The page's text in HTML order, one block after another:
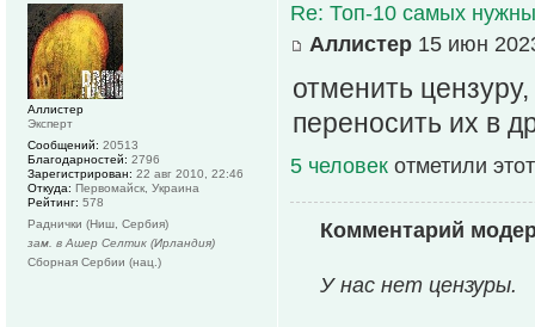
Re: Топ-10 самых
Аллистер 15 июн
отменить
переносить их в
5 человек отметили
Комментарий
У нас нет цензуры.
Аллистер
Эксперт
Сообщений: 20513
Благодарностей: 2796
Зарегистрирован: 22 авг 2010, 22:46
Откуда: Первомайск, Украина
Рейтинг: 578
Раднички (Ниш, Сербия)
зам. в Ашер Селтик (Ирландия)
Сборная Сербии (нац.)